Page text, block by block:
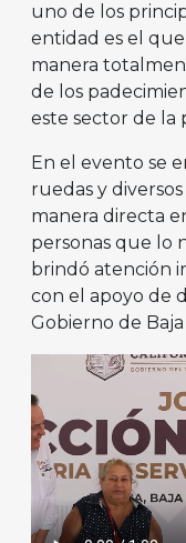
uno de los
entidad es el
manera
de los
este sector de la
En el evento se
ruedas y
manera directa
personas que lo
brindó atención
con el apoyo de
Gobierno de Baja